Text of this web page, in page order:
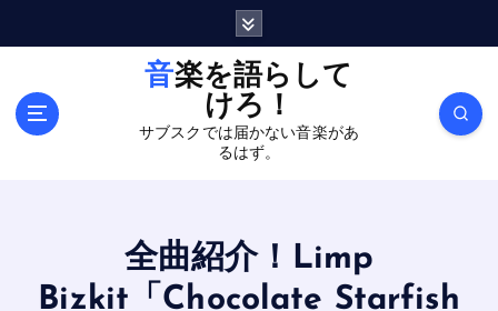
音楽を語らして
けろ！
サブスクでは届かない音楽があ
るはず。
全曲紹介！Limp
Bizkit「Chocolate Starfish